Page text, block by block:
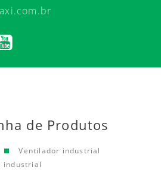
de Produtos
Ventilador industrial
industrial